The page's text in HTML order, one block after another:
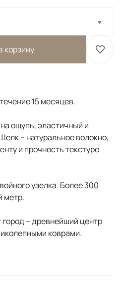
корзину
15 месяцев.
ощупь, эластичный и
– натуральное волокно,
и прочность текстуре
узелка. Более 300
метр.
– древнейший центр
коврами.